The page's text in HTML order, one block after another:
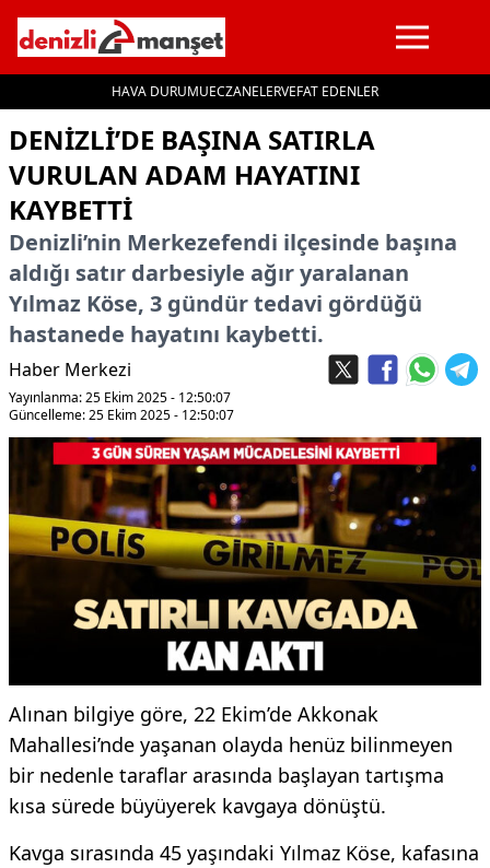
HAVA DURUMUECZANELERVEFAT EDENLER
İçeriğe geç
DENİZLİ’DE BAŞINA SATIRLA
VURULAN ADAM HAYATINI
KAYBETTİ
Denizli’nin Merkezefendi ilçesinde başına
aldığı satır darbesiyle ağır yaralanan
Yılmaz Köse, 3 gündür tedavi gördüğü
hastanede hayatını kaybetti.
Haber Merkezi
Yayınlanma: 25 Ekim 2025 - 12:50:07
Güncelleme: 25 Ekim 2025 - 12:50:07
Alınan bilgiye göre, 22 Ekim’de Akkonak
Mahallesi’nde yaşanan olayda henüz bilinmeyen
bir nedenle taraflar arasında başlayan tartışma
kısa sürede büyüyerek kavgaya dönüştü.
Kavga sırasında 45 yaşındaki Yılmaz Köse, kafasına